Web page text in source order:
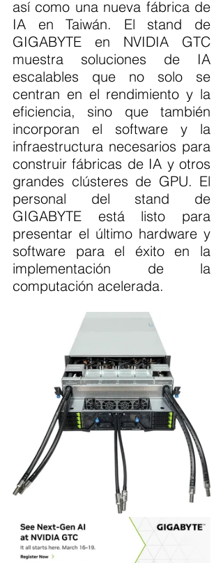
así como una nueva fábrica de
IA en Taiwán. El stand de
GIGABYTE en NVIDIA GTC
muestra soluciones de IA
escalables que no solo se
centran en el rendimiento y la
eficiencia, sino que también
incorporan el software y la
infraestructura necesarios para
construir fábricas de IA y otros
grandes clústeres de GPU. El
personal del stand de
GIGABYTE está listo para
presentar el último hardware y
software para el éxito en la
implementación de la
computación acelerada.